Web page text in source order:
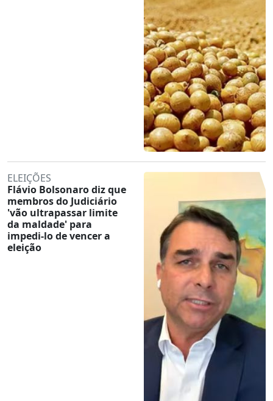
ELEIÇÕES
Flávio Bolsonaro diz que
membros do Judiciário
'vão ultrapassar limite
da maldade' para
impedi-lo de vencer a
eleição